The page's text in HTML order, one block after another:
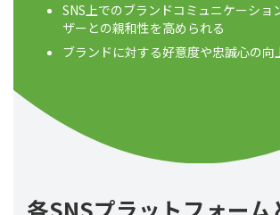
SNS上でのブランドコミュニケーショ
ザーとの親和性を高められる
ブランドに対する好意度や忠誠心の向
各SNSプラットフォーム